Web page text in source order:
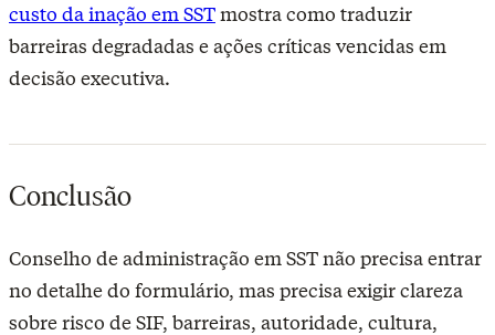
custo da inação em SSTmostra como traduzir
barreiras degradadas e ações críticas vencidas em
decisão executiva.
Conclusão
Conselho de administração em SST não precisa entrar
no detalhe do formulário, mas precisa exigir clareza
sobre risco de SIF, barreiras, autoridade, cultura,